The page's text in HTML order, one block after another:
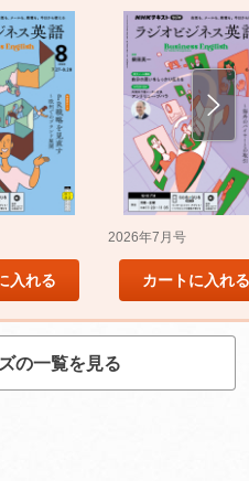
入れる
2026年7月号
カートに入れる
の一覧を見る